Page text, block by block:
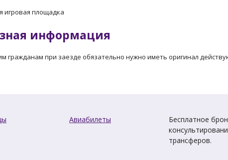
игровая площадка
информация
гражданам при заезде обязательно нужно иметь оригинал
Авиабилеты
Бесплатное
трансферов.